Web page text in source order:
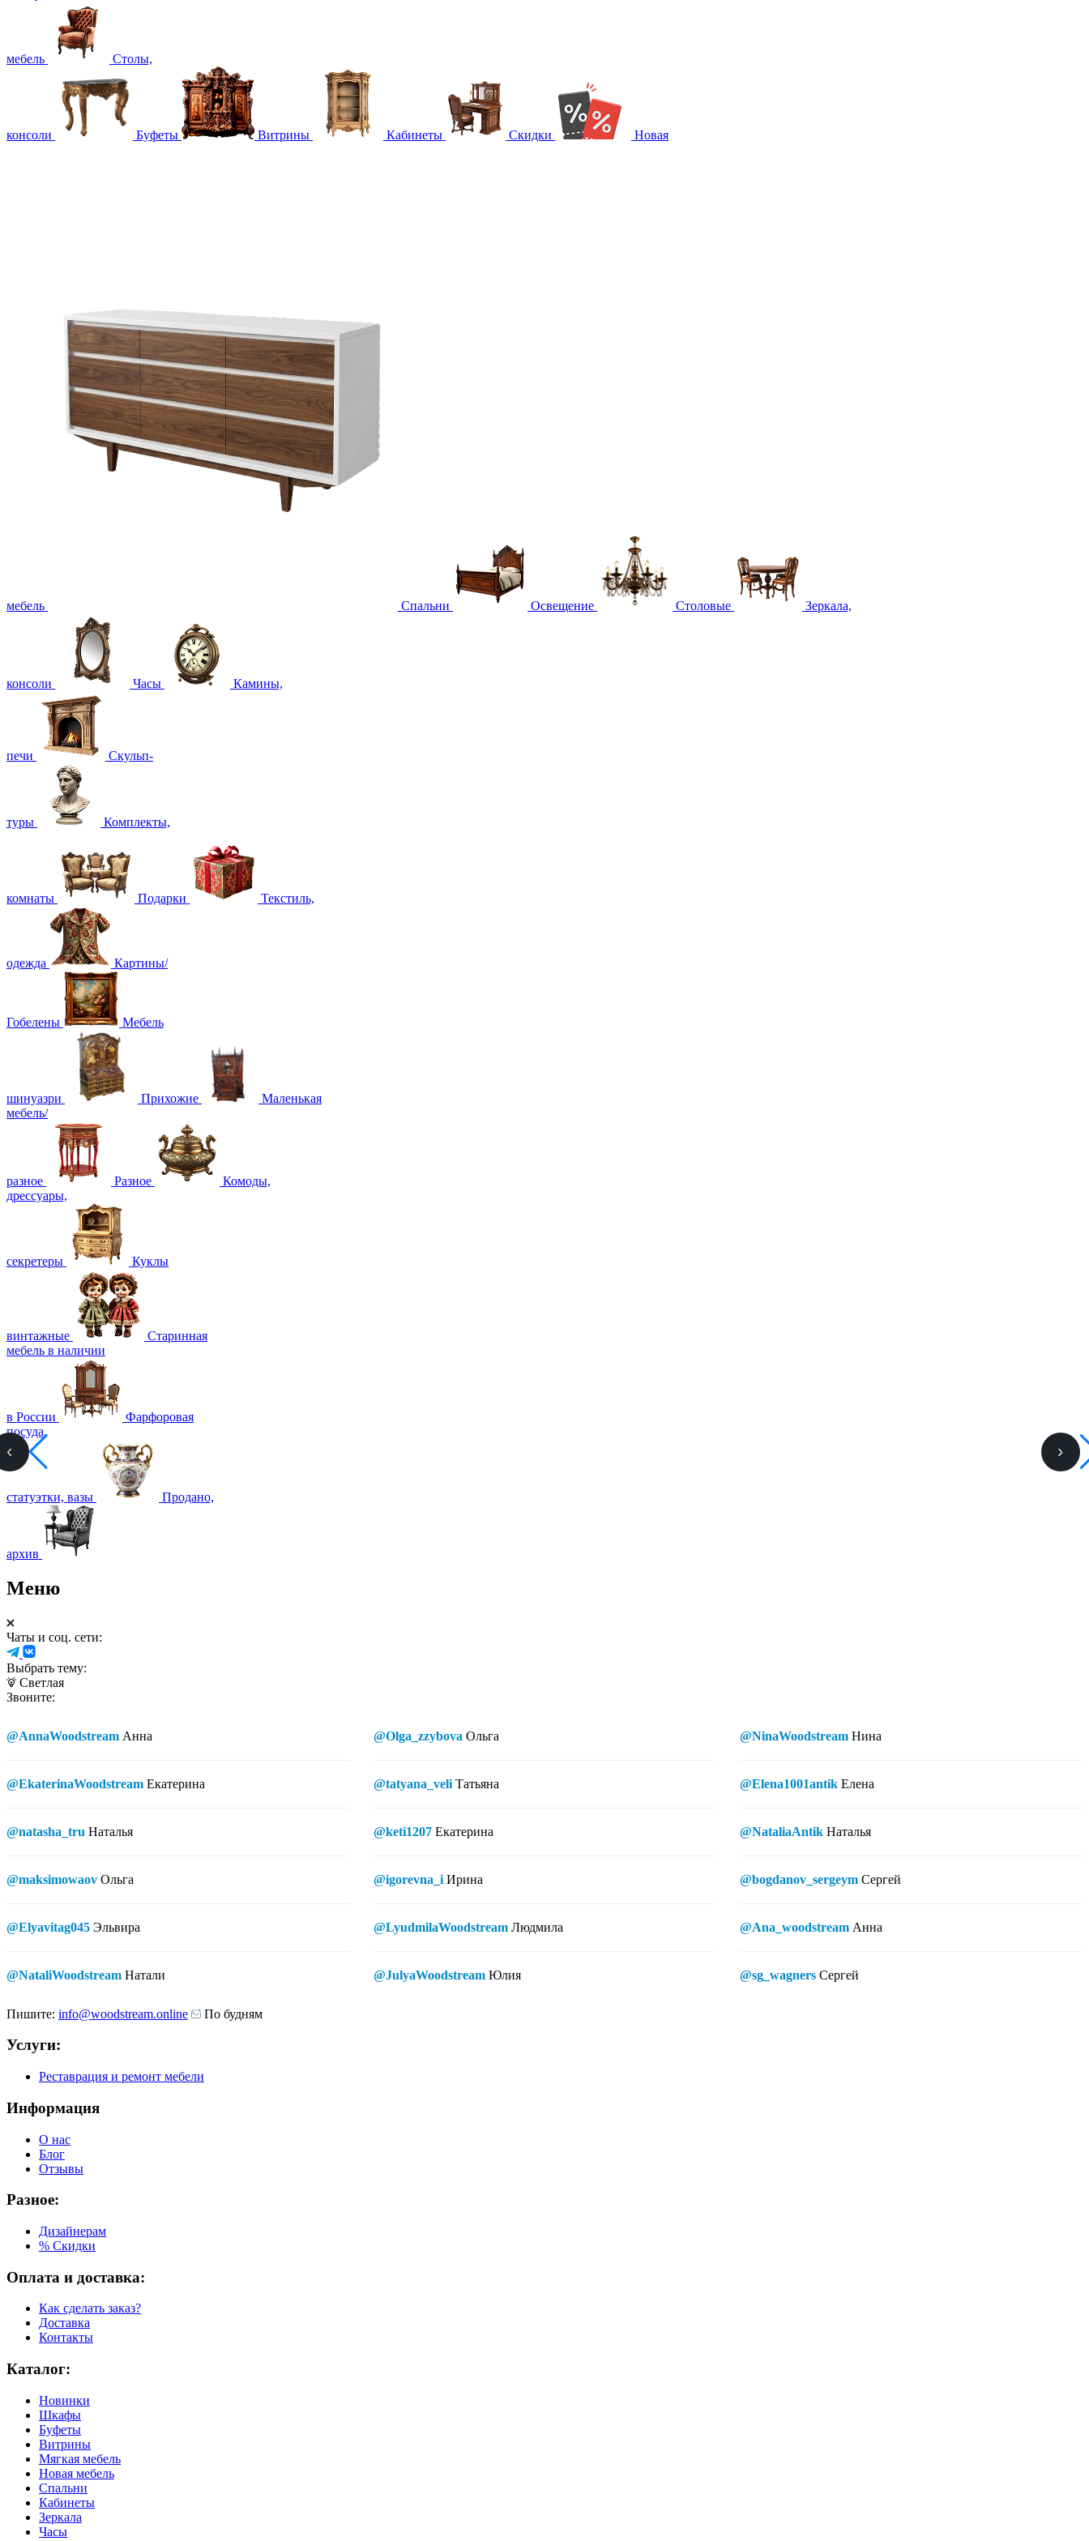
мебель Столы,
консоли Буфеты Витрины Кабинеты Скидки Новая
мебель Спальни Освещение Столовые Зеркала,
консоли Часы Камины,
печи Скульп-
туры Комплекты,
комнаты Подарки Текстиль,
одежда Картины/
Гобелены Мебель
шинуазри Прихожие
Маленькая
мебель/
разное Разное
Комоды,
дрессуары,
секретеры Куклы
винтажные
Старинная
мебель в наличии
в России
Фарфоровая
посуда,
статуэтки, вазы Продано,
архив
Меню
Чаты и соц. сети:
Выбрать тему:
Светлая
Звоните:
@AnnaWoodstream Анна
@EkaterinaWoodstream Екатерина
@natasha_tru Наталья
@maksimowaov Ольга
@Elyavitag045 Эльвира
@NataliWoodstream Натали
@Olga_zzybova Ольга
@tatyana_veli Татьяна
@keti1207 Екатерина
@igorevna_i Ирина
@LyudmilaWoodstream Людмила
@JulyaWoodstream Юлия
@NinaWoodstream Нина
@Elena1001antik Елена
@NataliaAntik Наталья
@bogdanov_sergeym Сергей
@Ana_woodstream Анна
@sg_wagners Сергей
Пишите: info@woodstream.online По будням
Услуги:
Реставрация и ремонт мебели
Информация
О нас
Блог
Отзывы
Разное:
Дизайнерам
% Скидки
Оплата и доставка:
Как сделать заказ?
Доставка
Контакты
Каталог:
Новинки
Шкафы
Буфеты
Витрины
Мягкая мебель
Новая мебель
Спальни
Кабинеты
Зеркала
Часы